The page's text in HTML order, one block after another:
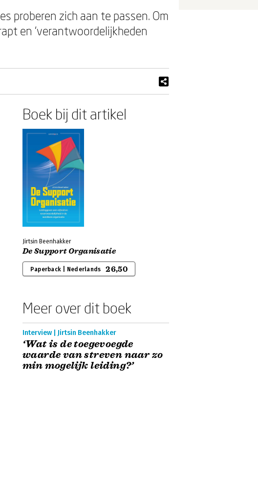
proberen zich aan te passen. Om
en ‘verantwoordelijkheden
Boek bij dit artikel
Jirtsin Beenhakker
De Support Organisatie
Paperback | Nederlands 26,50
Meer over dit boek
Interview | Jirtsin Beenhakker
‘Wat is de toegevoegde
waarde van streven naar zo
min mogelijk leiding?’